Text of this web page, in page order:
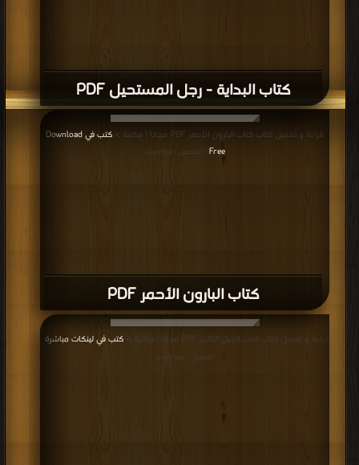
كتاب البداية - رجل المستحيل PDF
كتاب البارون الأحمر PDF
قراءة و تحميل كتاب كتاب البارون الأحمر PDF مجانا | مكتبة >
كتب في Download
Free
| التحميل : مرة/مرات
قراءة و تحميل كتاب كتاب الجيل الثالث PDF مجانا | مكتبة > كتب في لينكات مباشرة
التحميل : مرة/مرات